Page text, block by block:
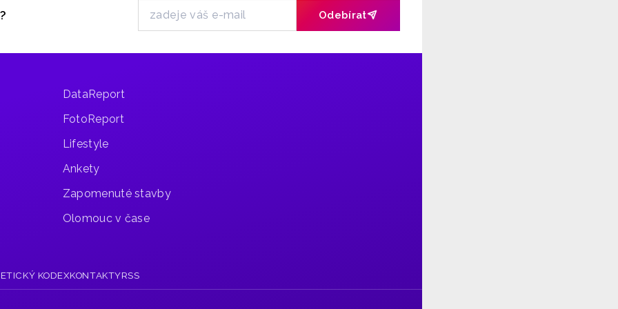
hrad
zakončíme
tečkou
v kavárně
Jiříkovská
pecka.
Odebírat
DataReport
FotoReport
Lifestyle
Ankety
Zapomenuté stavby
Olomouc v čase
ETICKÝ KODEXKONTAKTYRSS